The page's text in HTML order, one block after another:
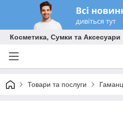
Косметика, Сумки та Аксесуари
Товари та послуги